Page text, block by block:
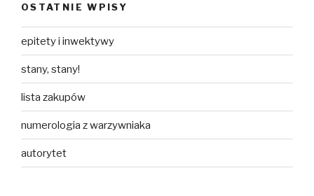
OSTATNIE WPISY
epitety i inwektywy
stany, stany!
lista zakupów
numerologia z warzywniaka
autorytet